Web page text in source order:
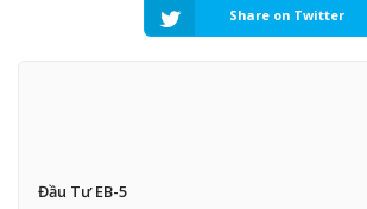
Share on Twitter
Đầu Tư EB-5